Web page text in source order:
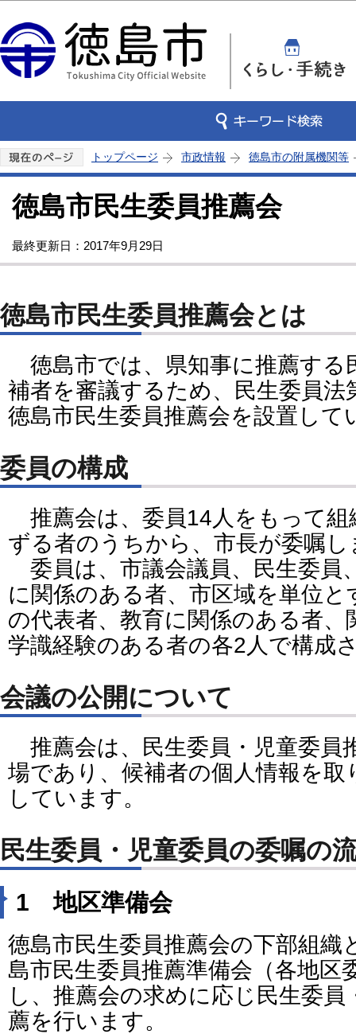
トップページ 市政情報 徳島市の附属機関等
徳島市民生委員推薦会
最終更新日：2017年9月29日
徳島市民生委員推薦会とは
徳島市では、県知事に推薦する
補者を審議するため、民生委員
徳島市民生委員推薦会を設置して
委員の構成
推薦会は、委員14人をもって組
ずる者のうちから、市長が委嘱し
委員は、市議会議員、民生委員
に関係のある者、市区域を単位と
の代表者、教育に関係のある者、
学識経験のある者の各2人で構成
会議の公開について
推薦会は、民生委員・児童委員
場であり、候補者の個人情報を
しています。
民生委員・児童委員の委嘱の
1 地区準備会
徳島市民生委員推薦会の下部組織
島市民生委員推薦準備会（各地区
し、推薦会の求めに応じ民生委
薦を行います。